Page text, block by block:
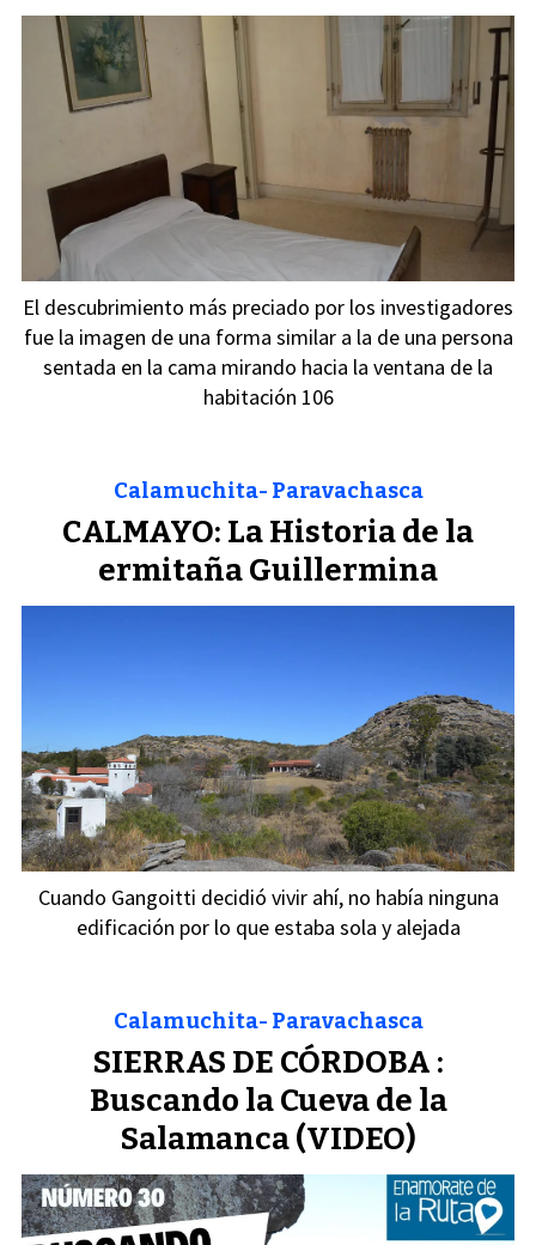
El descubrimiento más preciado por los investigadores
fue la imagen de una forma similar a la de una persona
sentada en la cama mirando hacia la ventana de la
habitación 106
CALMAYO: La Historia de la
ermitaña Guillermina
Calamuchita- Paravachasca
Cuando Gangoitti decidió vivir ahí, no había ninguna
edificación por lo que estaba sola y alejada
SIERRAS DE CÓRDOBA :
Buscando la Cueva de la
Salamanca (VIDEO)
Calamuchita- Paravachasca